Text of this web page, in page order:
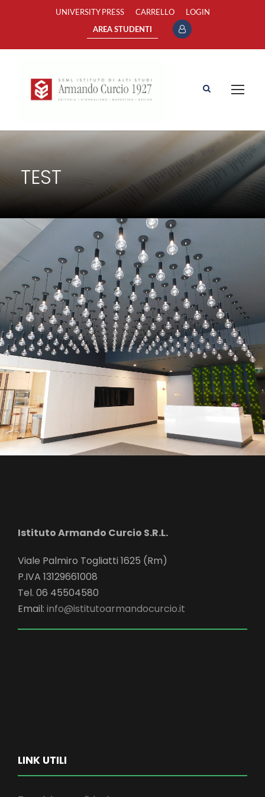
UNIVERSITY PRESS CARRELLO LOGIN
AREA STUDENTI
TEST
Istituto Armando Curcio S.R.L.
Viale Palmiro Togliatti 1625 (Rm)
P.IVA 13129661008
Tel. 06 45504580
Email: info@istitutoarmandocurcio.it
LINK UTILI